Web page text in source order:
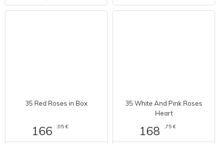
35 Red Roses in Box
166 ,05 €
35 White And Pink Roses
Heart
168 ,75 €